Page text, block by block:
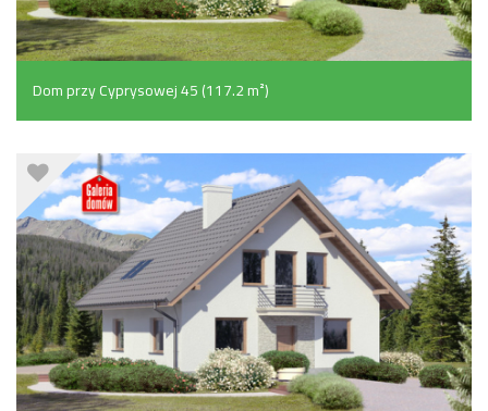
Dom przy Cyprysowej 45 (117.2 m²)